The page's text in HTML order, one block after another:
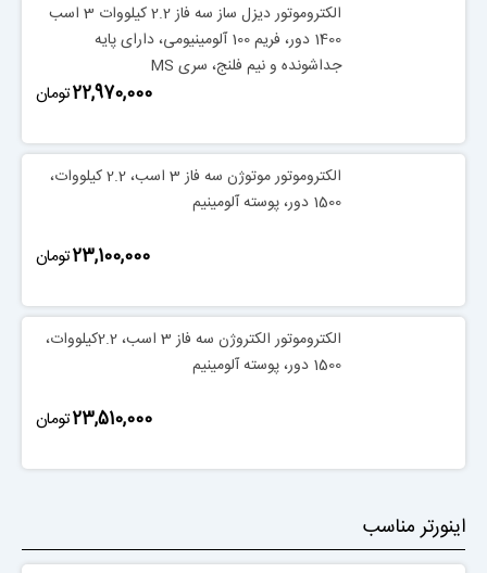
الکتروموتور دیزل ساز سه فاز 2.2 کیلووات 3 اسب
1400 دور، فریم 100 آلومینیومی، دارای پایه
جداشونده و نیم فلنج، سری MS
‎22,970,000تومان
الکتروموتور موتوژن سه فاز 3 اسب، 2.2 کیلووات،
1500 دور، پوسته آلومینیم
‎23,100,000تومان
الکتروموتور الکتروژن سه فاز 3 اسب، 2.2کیلووات،
1500 دور، پوسته آلومینیم
‎23,510,000تومان
اینورتر مناسب